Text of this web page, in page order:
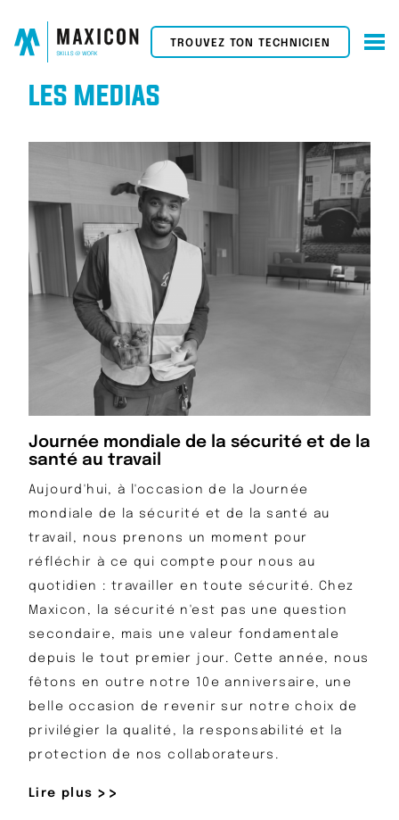
TROUVEZ TON TECHNICIEN
LES MÉDIAS
Journée mondiale de la sécurité et de la
santé au travail
Aujourd'hui, à l'occasion de la Journée
mondiale de la sécurité et de la santé au
travail, nous prenons un moment pour
réfléchir à ce qui compte pour nous au
quotidien : travailler en toute sécurité. Chez
Maxicon, la sécurité n'est pas une question
secondaire, mais une valeur fondamentale
depuis le tout premier jour. Cette année, nous
fêtons en outre notre 10e anniversaire, une
belle occasion de revenir sur notre choix de
privilégier la qualité, la responsabilité et la
protection de nos collaborateurs.
Lire plus